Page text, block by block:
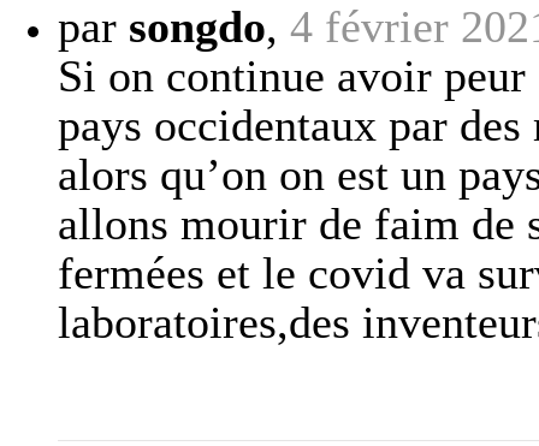
par songdo, 4 février
Si on continue avoir
pays occidentaux par
alors qu’on on est un
allons mourir de faim de
fermées et le covid va
laboratoires,des